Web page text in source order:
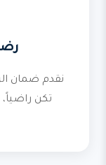
نقدم ضمان
تكن